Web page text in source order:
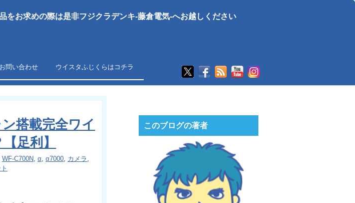
をお求めの際は是非フジクラデンキ-藤倉電気-へお越しください
お問い合わせ ウイスタふじくらはコチラ
搭載完全ワイ
足利】
WF-C700N α α7000 カメラ
このブログの著者